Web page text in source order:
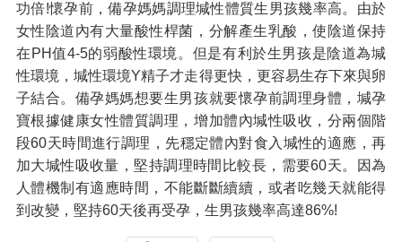
功倍!懷孕前，備孕媽媽調理堿性體質生男孩幾率高。由於
女性陰道內有大量酸性桿菌，分解產生乳酸，使陰道保持
在PH值4-5的弱酸性環境。但是有利於生男孩是陰道為堿
性環境，堿性環境Y精子才走得更快，更容易生存下來與卵
子結合。備孕媽媽想要生男孩就要懷孕前調理身體，堿孕
寶根據健康女性體質調理，增加體內堿性吸收，分兩個階
段60天時間進行調理，先穩定體內對食入堿性的適應，再
加大堿性吸收量，堅持調理時間比較長，需要60天。因為
人體機制有適應時間，不能斷斷續續，或者吃幾天就能得
到改變，堅持60天後再受孕，生男孩幾率高達86%!